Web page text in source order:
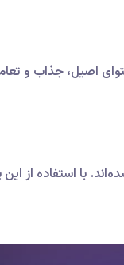
اصیل، جذاب و
با استفاده